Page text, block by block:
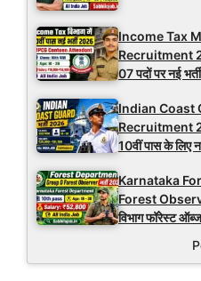
Income Tax
Recruitment
07 पदों पर नई
Indian Coast
Recruitment
10वीं पास के लिए
Karnataka
Forest
विभाग फॉरेस्ट